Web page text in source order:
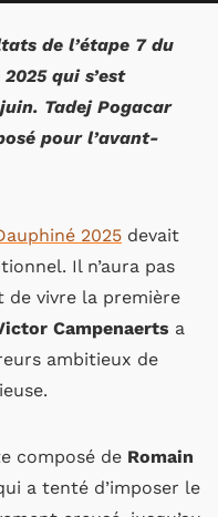
de l’étape 7 du
qui s’est
Tadej Pogacar
pour l’avant-
2025 devait
Il n’aura pas
vivre la première
Campenaerts a
ambitieux de
composé de Romain
a tenté d’imposer le